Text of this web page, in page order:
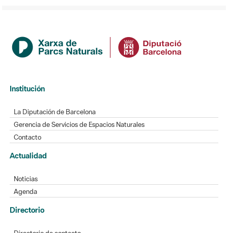
Institución
La Diputación de Barcelona
Gerencia de Servicios de Espacios Naturales
Contacto
Actualidad
Noticias
Agenda
Directorio